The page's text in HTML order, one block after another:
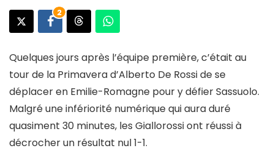
2
Quelques jours après l’équipe première, c’était au
tour de la Primavera d’Alberto De Rossi de se
déplacer en Emilie-Romagne pour y défier Sassuolo.
Malgré une infériorité numérique qui aura duré
quasiment 30 minutes, les Giallorossi ont réussi à
décrocher un résultat nul 1-1.